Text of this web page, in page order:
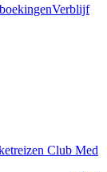
Verblijf
Club Med